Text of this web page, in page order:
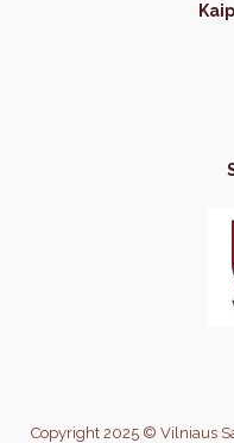
Copyright 2025 © Vilniaus